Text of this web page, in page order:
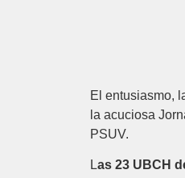
El entusiasmo,
la acuciosa
PSUV.
Las 23 UBCH